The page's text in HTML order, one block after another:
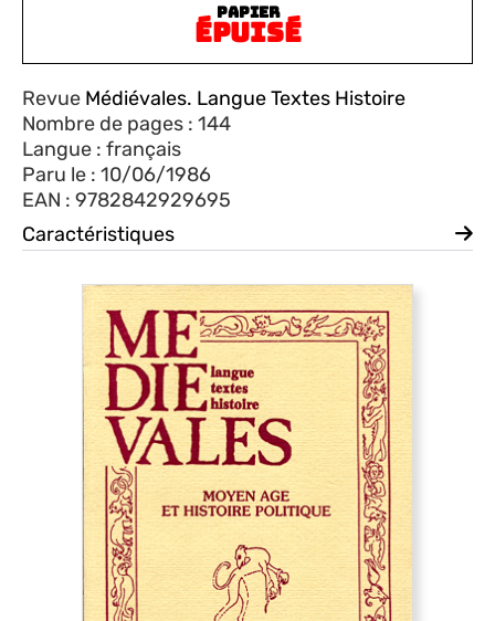
PAPIER
ÉPUISÉ
Revue Médiévales. Langue Textes Histoire
Nombre de pages : 144
Langue : français
Paru le : 10/06/1986
EAN : 9782842929695
Caractéristiques